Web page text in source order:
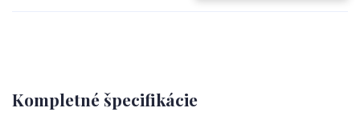
Kompletné špecifikácie